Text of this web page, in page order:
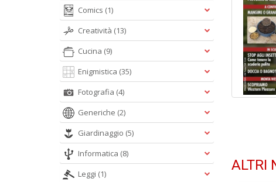
ALTRI
Comics (1)
Creatività (13)
Cucina (9)
Enigmistica (35)
Fotografia (4)
Generiche (2)
Giardinaggio (5)
Informatica (8)
Leggi (1)